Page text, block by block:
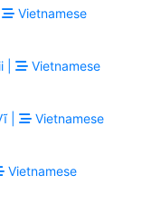
Vietnamese
|
Vietnamese
|
Vietnamese
Vietnamese